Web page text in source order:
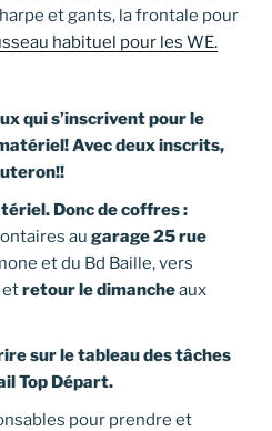
et gants, la frontale pour
habituel pour les WE.
qui s’inscrivent pour le
Avec deux inscrits,
Donc de coffres :
au garage 25 rue
et du Bd Baille, vers
etretour le dimancheaux
sur le tableau des tâches
Top Départ.
pour prendre et